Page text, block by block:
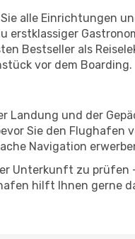
alle Einrichtungen
Bestseller als
vor dem Boarding.
Landung und der
Sie den Flughafen
Navigation
Unterkunft zu prüfen
hilft Ihnen gerne